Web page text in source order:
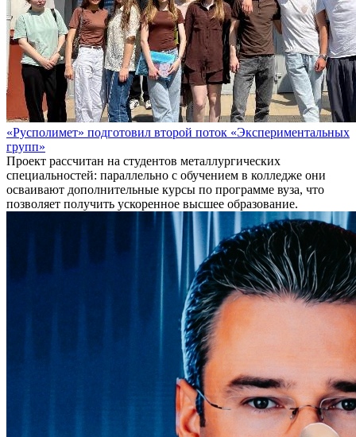
«Русполимет» подготовил второй поток «Экспериментальных
групп»
Проект рассчитан на студентов металлургических
специальностей: параллельно с обучением в колледже они
осваивают дополнительные курсы по программе вуза, что
позволяет получить ускоренное высшее образование.